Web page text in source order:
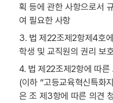
획 등에 관한 사항으로서
여 필요한 사항
3. 법 제22조제2항제4호
학생 및 교직원의 권리 보
4. 법 제22조제2항에 따른
(이하 “고등교육혁신특화
은 조 제3항에 따른 의견